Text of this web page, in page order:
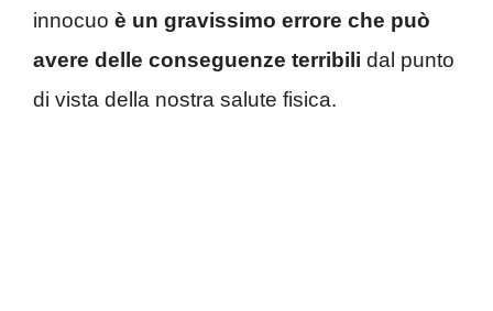
innocuo è un gravissimo errore che può
avere delle conseguenze terribili dal punto
di vista della nostra salute fisica.